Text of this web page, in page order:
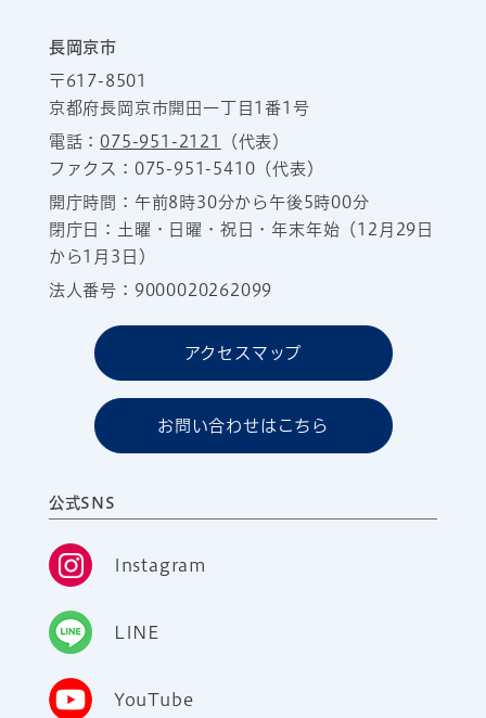
長岡京市
〒617-8501
京都府長岡京市開田一丁目1番1号
電話：075-951-2121
（代表）
ファクス：075-951-5410（代表）
開庁時間：午前8時30分から午後5時00分
閉庁日：土曜・日曜・祝日・年末年始（12月29日
から1月3日）
法人番号：9000020262099
アクセスマップ
お問い合わせはこちら
公式SNS
Instagram
LINE
YouTube